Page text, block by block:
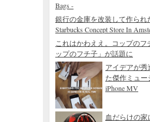
Bags -
銀行の金庫を改装して作られ
Starbucks Concept Store In
これはかわええ。コップの
ップのフチ子」が話題に
アイデアが秀
た傑作ミュー
iPhone MV
血だらけの